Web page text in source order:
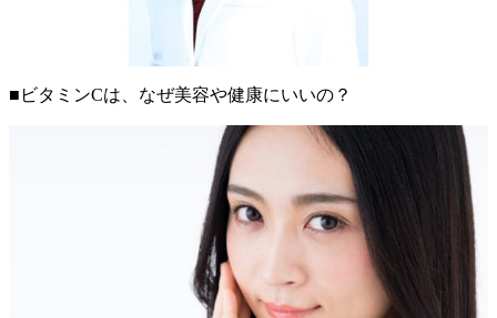
■ビタミンCは、なぜ美容や健康にいいの？